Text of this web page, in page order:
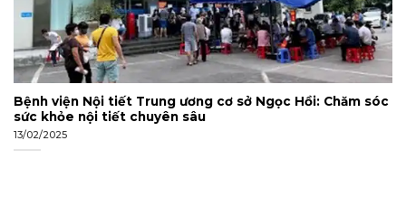
Bệnh viện Nội tiết Trung ương cơ sở Ngọc Hồi: Chăm sóc
sức khỏe nội tiết chuyên sâu
13/02/2025